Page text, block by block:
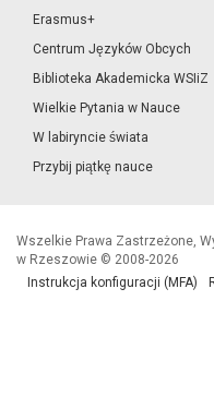
Erasmus+
Centrum Języków Obcych
Biblioteka Akademicka WSIiZ
Wielkie Pytania w Nauce
W labiryncie świata
Przybij piątkę nauce
Wszelkie Prawa Zastrzeżone,
w Rzeszowie © 2008-2026
Instrukcja konfiguracji (MFA)